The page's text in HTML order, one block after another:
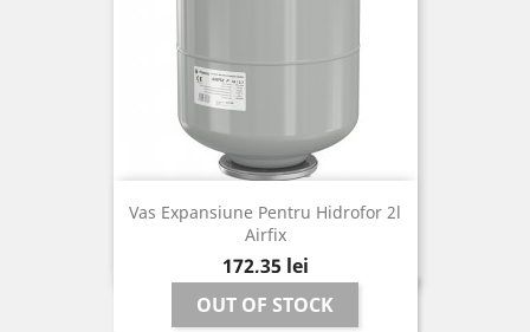
Vas Expansiune Pentru Hidrofor 2l
Airfix
Pret
172,35 lei
OUT OF STOCK